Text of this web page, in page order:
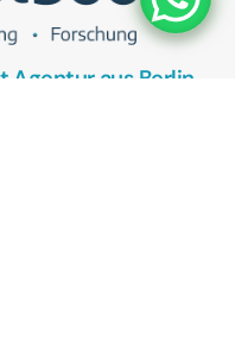
aus Berlin.